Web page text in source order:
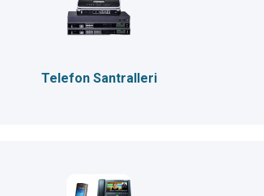
Telefon Santralleri